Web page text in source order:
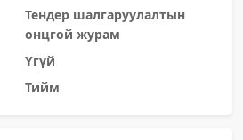
Тендер шалгаруулалтын
онцгой журам
Үгүй
Тийм